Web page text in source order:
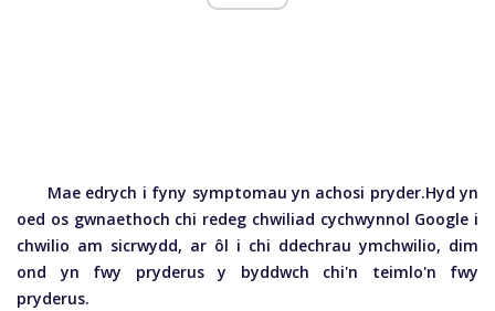
Mae edrych i fyny symptomau yn achosi pryder.Hyd yn
oed os gwnaethoch chi redeg chwiliad cychwynnol Google i
chwilio am sicrwydd, ar ôl i chi ddechrau ymchwilio, dim
ond yn fwy pryderus y byddwch chi'n teimlo'n fwy
pryderus.